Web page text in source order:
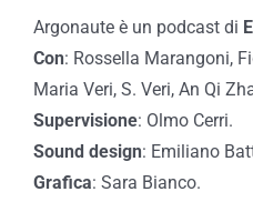
Argonaute è un podcast di
Con: Rossella Marangoni,
Maria Veri, S. Veri, An Qi
Supervisione: Olmo Cerri.
Sound design: Emiliano
Grafica: Sara Bianco.